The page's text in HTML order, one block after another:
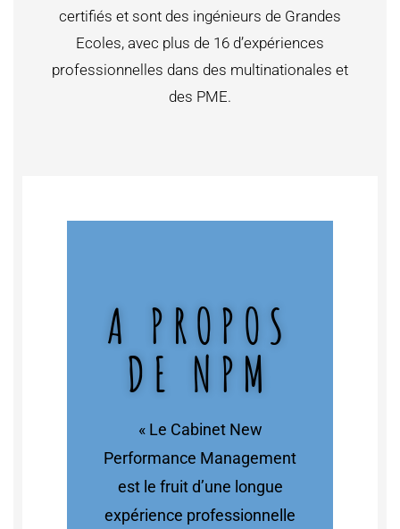
certifiés et sont des ingénieurs de Grandes
Ecoles, avec plus de 16 d’expériences
professionnelles dans des multinationales et
des PME.
A PROPOS
DE NPM
« Le Cabinet New
Performance Management
est le fruit d’une longue
expérience professionnelle